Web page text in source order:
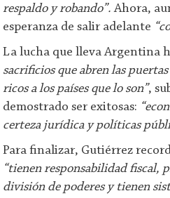
respaldo y robando”. Ahora,
esperanza de salir adelante
La lucha que lleva Argentina
sacrificios que abren las
ricos a los países que lo son”,
demostrado ser exitosas:
certeza jurídica y políticas
Para finalizar, Gutiérrez
“tienen responsabilidad fiscal,
división de poderes y tienen